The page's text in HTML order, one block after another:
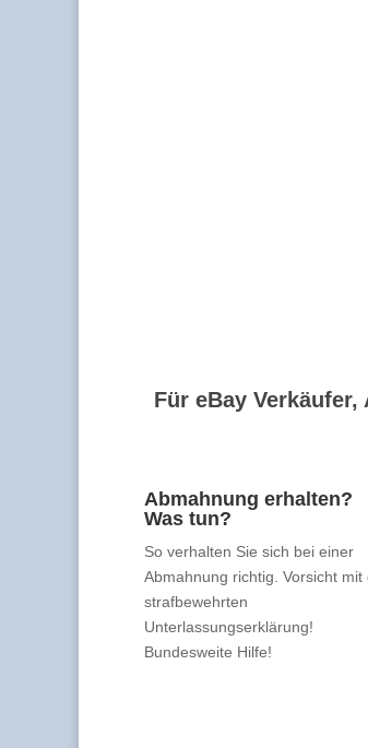
Für eBay
Abmahnung erhalten?
Was tun?
So verhalten Sie sich bei einer
Abmahnung richtig. Vorsicht mit
strafbewehrten
Unterlassungserklärung!
Bundesweite Hilfe!